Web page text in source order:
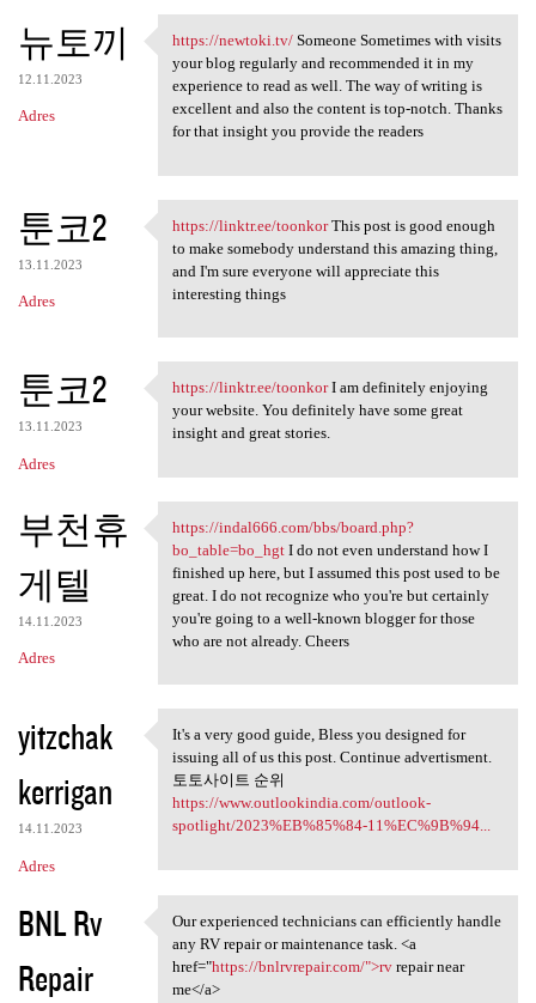
뉴토끼
12.11.2023
Adres
https://newtoki.tv/ Someone
https://newtoki.tv/Someone Sometimes with visits
your blog regularly and recommended it in my
experience to read as well. The way of writing is
excellent and also the content is top-notch. Thanks
for that insight you provide the readers
툰코2
13.11.2023
Adres
https://linktr.ee/toonkor
https://linktr.ee/toonkorThis post is good enough
to make somebody understand this amazing thing,
and I'm sure everyone will appreciate this
interesting things
툰코2
13.11.2023
Adres
https://linktr.ee/toonkor I
https://linktr.ee/toonkorI am definitely enjoying
your website. You definitely have some great
insight and great stories.
부천휴
게텔
14.11.2023
Adres
https://indal666.com/bbs
https://indal666.com/bbs/board.php?
bo_table=bo_hgtI do not even understand how I
finished up here, but I assumed this post used to be
great. I do not recognize who you're but certainly
you're going to a well-known blogger for those
who are not already. Cheers
yitzchak
kerrigan
14.11.2023
Adres
It's a very good guide, Bless
It's a very good guide, Bless you designed for
issuing all of us this post. Continue advertisment.
토토사이트 순위
https://www.outlookindia.com/outlook-
spotlight/2023%EB%85%84-11%EC%9B%94...
BNL Rv
Repair
Our experienced technicians
Our experienced technicians can efficiently handle
any RV repair or maintenance task. <a
href="https://bnlrvrepair.com/">rvrepair near
me</a>